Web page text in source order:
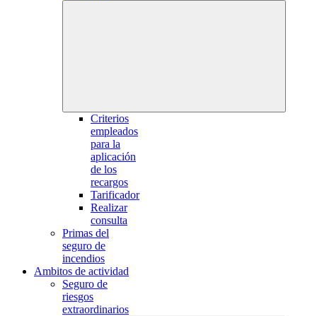
Criterios
empleados
para la
aplicación
de los
recargos
Tarificador
Realizar
consulta
Primas del
seguro de
incendios
Ambitos de actividad
Seguro de
riesgos
extraordinarios